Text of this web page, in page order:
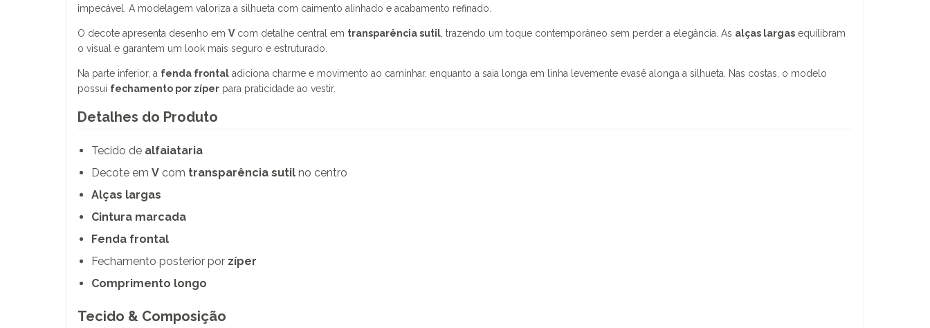
impecável. A modelagem valoriza a silhueta com caimento alinhado e acabamento refinado.
O decote apresenta desenho em Vcom detalhe central em transparência sutil, trazendo um toque contemporâneo sem perder a elegância. As alças largas equilibram
o visual e garantem um look mais seguro e estruturado.
Na parte inferior, a fenda frontal adiciona charme e movimento ao caminhar, enquanto a saia longa em linha levemente evasê alonga a silhueta. Nas costas, o modelo
possui fechamento por zíper para praticidade ao vestir.
Detalhes do Produto
Tecido de alfaiataria
Decote em V com transparência sutil no centro
Alças largas
Cintura marcada
Fenda frontal
Fechamento posterior por zíper
Comprimento longo
Tecido & Composição